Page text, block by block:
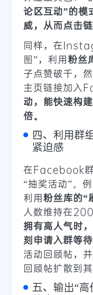
论区互动”的模
威，从而点击
同样，在
图”，利用粉丝
子点赞破千，
主页链接加入
动，能快速构
倍。
四、利用群
紧迫感
在Facebook群
“抽奖活动”。
利用粉丝库的“
人数维持在200
拥有高人气时
刻申请入群等待
活动回顾帖，
回顾帖扩散到
五、输出“